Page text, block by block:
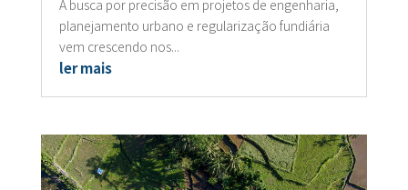
A busca por precisão em projetos de engenharia,
planejamento urbano e regularização fundiária
vem crescendo nos...
ler mais